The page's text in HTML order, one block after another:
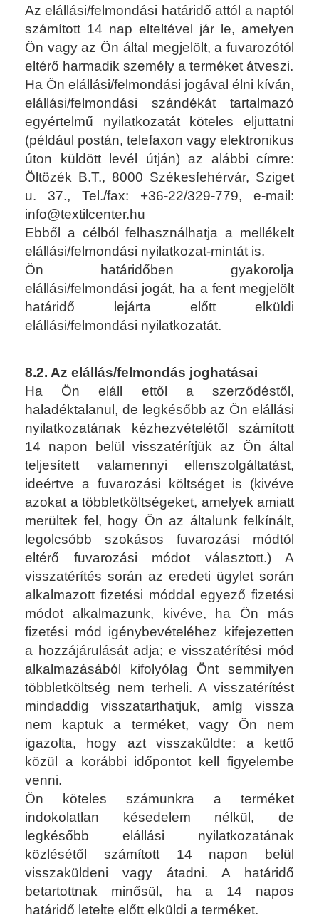
Az elállási/felmondási határidő attól a naptól
számított 14 nap elteltével jár le, amelyen
Ön vagy az Ön által megjelölt, a fuvarozótól
eltérő harmadik személy a terméket átveszi.
Ha Ön elállási/felmondási jogával élni kíván,
elállási/felmondási szándékát tartalmazó
egyértelmű nyilatkozatát köteles eljuttatni
(például postán, telefaxon vagy elektronikus
úton küldött levél útján) az alábbi címre:
Öltözék B.T., 8000 Székesfehérvár, Sziget
u. 37., Tel./fax: +36-22/329-779, e-mail:
info@textilcenter.hu
Ebből a célból felhasználhatja a mellékelt
elállási/felmondási nyilatkozat-mintát is.
Ön határidőben gyakorolja
elállási/felmondási jogát, ha a fent megjelölt
határidő lejárta előtt elküldi
elállási/felmondási nyilatkozatát.
8.2. Az elállás/felmondás joghatásai
Ha Ön eláll ettől a szerződéstől,
haladéktalanul, de legkésőbb az Ön elállási
nyilatkozatának kézhezvételétől számított
14 napon belül visszatérítjük az Ön által
teljesített valamennyi ellenszolgáltatást,
ideértve a fuvarozási költséget is (kivéve
azokat a többletköltségeket, amelyek amiatt
merültek fel, hogy Ön az általunk felkínált,
legolcsóbb szokásos fuvarozási módtól
eltérő fuvarozási módot választott.) A
visszatérítés során az eredeti ügylet során
alkalmazott fizetési móddal egyező fizetési
módot alkalmazunk, kivéve, ha Ön más
fizetési mód igénybevételéhez kifejezetten
a hozzájárulását adja; e visszatérítési mód
alkalmazásából kifolyólag Önt semmilyen
többletköltség nem terheli. A visszatérítést
mindaddig visszatarthatjuk, amíg vissza
nem kaptuk a terméket, vagy Ön nem
igazolta, hogy azt visszaküldte: a kettő
közül a korábbi időpontot kell figyelembe
venni.
Ön köteles számunkra a terméket
indokolatlan késedelem nélkül, de
legkésőbb elállási nyilatkozatának
közlésétől számított 14 napon belül
visszaküldeni vagy átadni. A határidő
betartottnak minősül, ha a 14 napos
határidő letelte előtt elküldi a terméket.